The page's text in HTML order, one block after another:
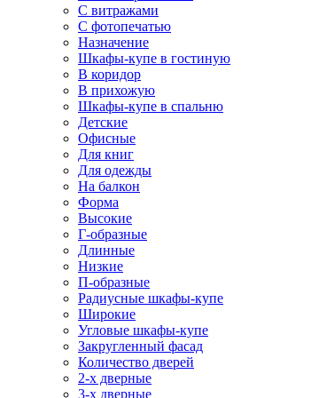
С витражами
С фотопечатью
Назначение
Шкафы-купе в гостиную
В коридор
В прихожую
Шкафы-купе в спальню
Детские
Офисные
Для книг
Для одежды
На балкон
Форма
Высокие
Г-образные
Длинные
Низкие
П-образные
Радиусные шкафы-купе
Широкие
Угловые шкафы-купе
Закругленный фасад
Количество дверей
2-х дверные
3-х дверные